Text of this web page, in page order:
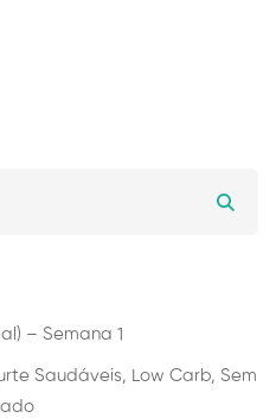
– Semana 1
Saudáveis, Low Carb, Sem